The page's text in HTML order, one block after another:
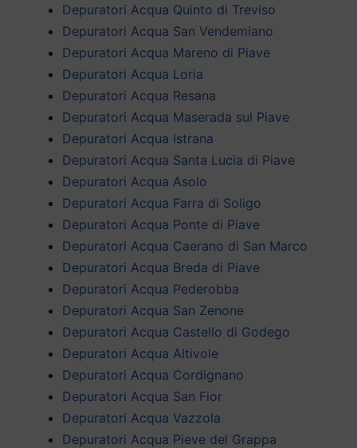
Depuratori Acqua Quinto di Treviso
Depuratori Acqua San Vendemiano
Depuratori Acqua Mareno di Piave
Depuratori Acqua Loria
Depuratori Acqua Resana
Depuratori Acqua Maserada sul Piave
Depuratori Acqua Istrana
Depuratori Acqua Santa Lucia di Piave
Depuratori Acqua Asolo
Depuratori Acqua Farra di Soligo
Depuratori Acqua Ponte di Piave
Depuratori Acqua Caerano di San Marco
Depuratori Acqua Breda di Piave
Depuratori Acqua Pederobba
Depuratori Acqua San Zenone
Depuratori Acqua Castello di Godego
Depuratori Acqua Altivole
Depuratori Acqua Cordignano
Depuratori Acqua San Fior
Depuratori Acqua Vazzola
Depuratori Acqua Pieve del Grappa